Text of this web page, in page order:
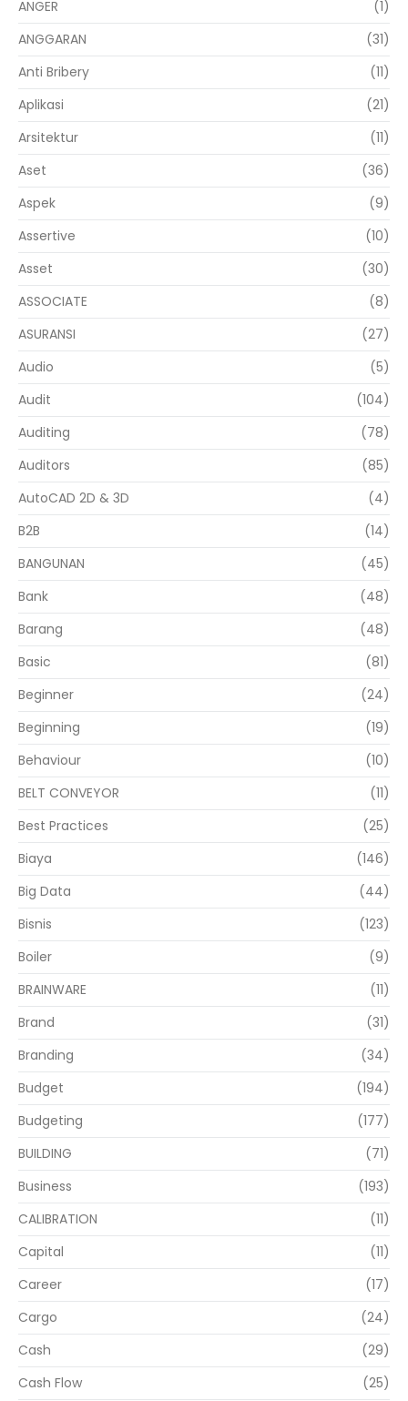
ANGER
(1)
ANGGARAN
(31)
Anti Bribery
(11)
Aplikasi
(21)
Arsitektur
(11)
Aset
(36)
Aspek
(9)
Assertive
(10)
Asset
(30)
ASSOCIATE
(8)
ASURANSI
(27)
Audio
(5)
Audit
(104)
Auditing
(78)
Auditors
(85)
AutoCAD 2D & 3D
(4)
B2B
(14)
BANGUNAN
(45)
Bank
(48)
Barang
(48)
Basic
(81)
Beginner
(24)
Beginning
(19)
Behaviour
(10)
BELT CONVEYOR
(11)
Best Practices
(25)
Biaya
(146)
Big Data
(44)
Bisnis
(123)
Boiler
(9)
BRAINWARE
(11)
Brand
(31)
Branding
(34)
Budget
(194)
Budgeting
(177)
BUILDING
(71)
Business
(193)
CALIBRATION
(11)
Capital
(11)
Career
(17)
Cargo
(24)
Cash
(29)
Cash Flow
(25)